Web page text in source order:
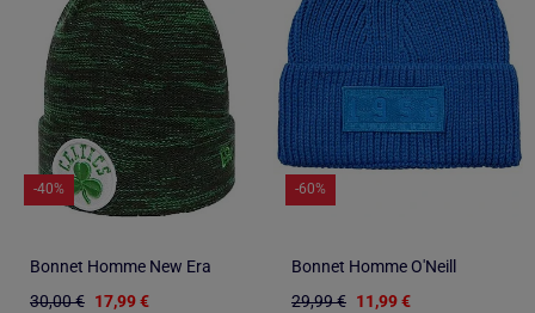
-40%
Bonnet Homme New Era
30,00 € 17,99 €
-60%
Bonnet Homme O'Neill
29,99 € 11,99 €